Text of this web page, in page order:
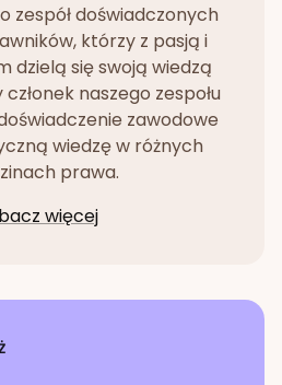
zespół doświadczonych
którzy z pasją i
dzielą się swoją wiedzą
naszego zespołu
zawodowe
wiedzę w różnych
prawa.
więcej